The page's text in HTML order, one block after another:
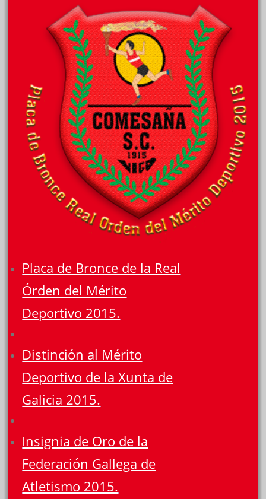
Placa de Bronce de la Real
Órden del Mérito
Deportivo 2015.
Distinción al Mérito
Deportivo de la Xunta de
Galicia 2015.
Insignia de Oro de la
Federación Gallega de
Atletismo 2015.